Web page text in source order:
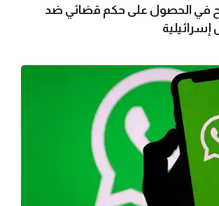
في الحصول على حكم قضائي ضد